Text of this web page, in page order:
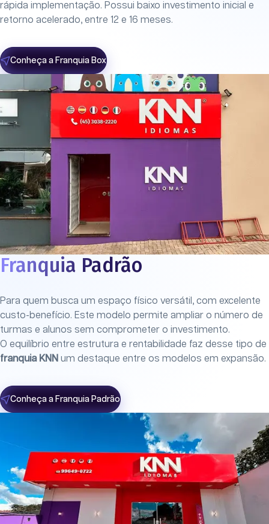
rápida implementação. Possui baixo investimento inicial e
retorno acelerado, entre 12 e 16 meses.
Conheça a Franquia Box
Franquia Padrão
Para quem busca um espaço físico versátil, com excelente
custo-benefício. Este modelo permite ampliar o número de
turmas e alunos sem comprometer o investimento.
O equilíbrio entre estrutura e rentabilidade faz desse tipo de
franquia KNN um destaque entre os modelos em expansão.
Conheça a Franquia Padrão